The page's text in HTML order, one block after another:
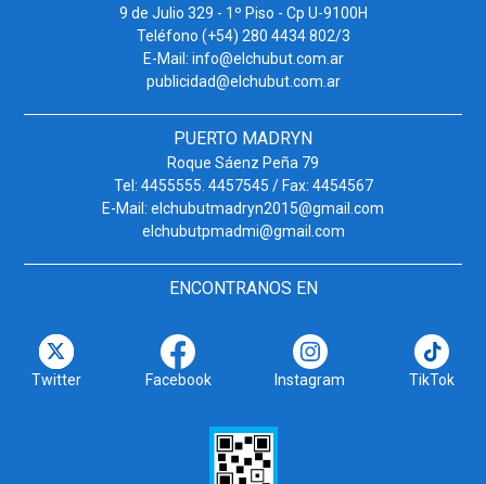
9 de Julio 329 - 1º Piso - Cp U-9100H
Teléfono (+54) 280 4434 802/3
E-Mail: info@elchubut.com.ar
publicidad@elchubut.com.ar
PUERTO MADRYN
Roque Sáenz Peña 79
Tel: 4455555. 4457545 / Fax: 4454567
E-Mail: elchubutmadryn2015@gmail.com
elchubutpmadmi@gmail.com
ENCONTRANOS EN
Twitter Facebook Instagram TikTok